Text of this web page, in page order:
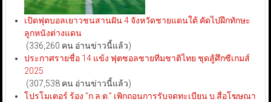
เปิดฟุตบอลเยาวชนสานฝัน 4 จังหวัดชายแดนใต้ คัดไปฝึกทักษะ
ลูกหนังต่างแดน
(336,260 คน อ่านข่าวนี้แล้ว)
ประกาศรายชื่อ 14 แข้ง ฟุตซอลชายทีมชาติไทย ชุดสู้ศึกซีเกมส์
2025
(307,538 คน อ่านข่าวนี้แล้ว)
โปรโมเตอร์ ร้อง “ก.ล.ต.” เพิกถอนการรับจดทะเบียน บ.สื่อโฆษณา